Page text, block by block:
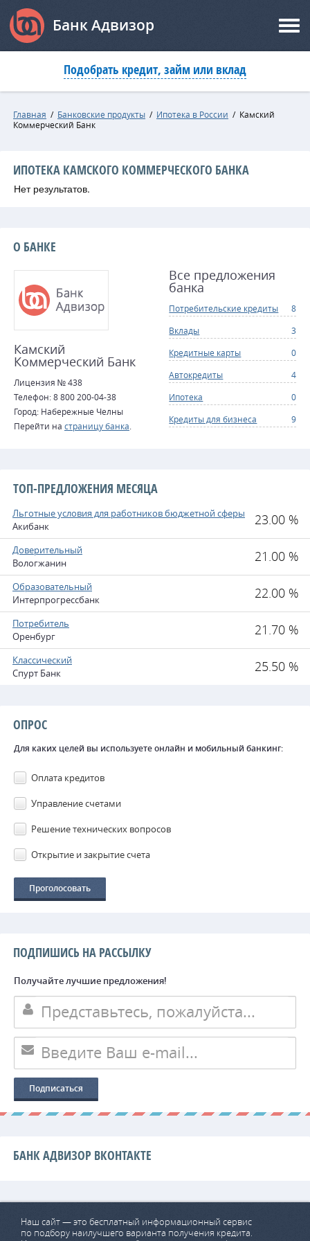
Банк Адвизор
Подобрать кредит, займ или вклад
Главная / Банковские продукты / Ипотека в России / Камский
Коммерческий Банк
ИПОТЕКА КАМСКОГО КОММЕРЧЕСКОГО БАНКА
Нет результатов.
О БАНКЕ
Камский
Коммерческий Банк
Лицензия № 438
Телефон: 8 800 200-04-38
Город: Набережные Челны
Перейти на страницу банка
Все предложения
банка
Потребительские кредиты
8
Вклады
3
Кредитные карты
0
Автокредиты
4
Ипотека
0
Кредиты для бизнеса
9
ТОП-ПРЕДЛОЖЕНИЯ МЕСЯЦА
Льготные условия для работников бюджетной сферы
Акибанк
23.00 %
Доверительный
Вологжанин
21.00 %
Образовательный
Интерпрогрессбанк
22.00 %
Потребитель
Оренбург
21.70 %
Классический
Спурт Банк
25.50 %
ОПРОС
Для каких целей вы используете онлайн и мобильный банкинг:
Оплата кредитов
Управление счетами
Решение технических вопросов
Открытие и закрытие счета
ПОДПИШИСЬ НА РАССЫЛКУ
Получайте лучшие предложения!
БАНК АДВИЗОР ВКОНТАКТЕ
Наш сайт — это бесплатный информационный сервис
по подбору наилучшего варианта получения кредита.